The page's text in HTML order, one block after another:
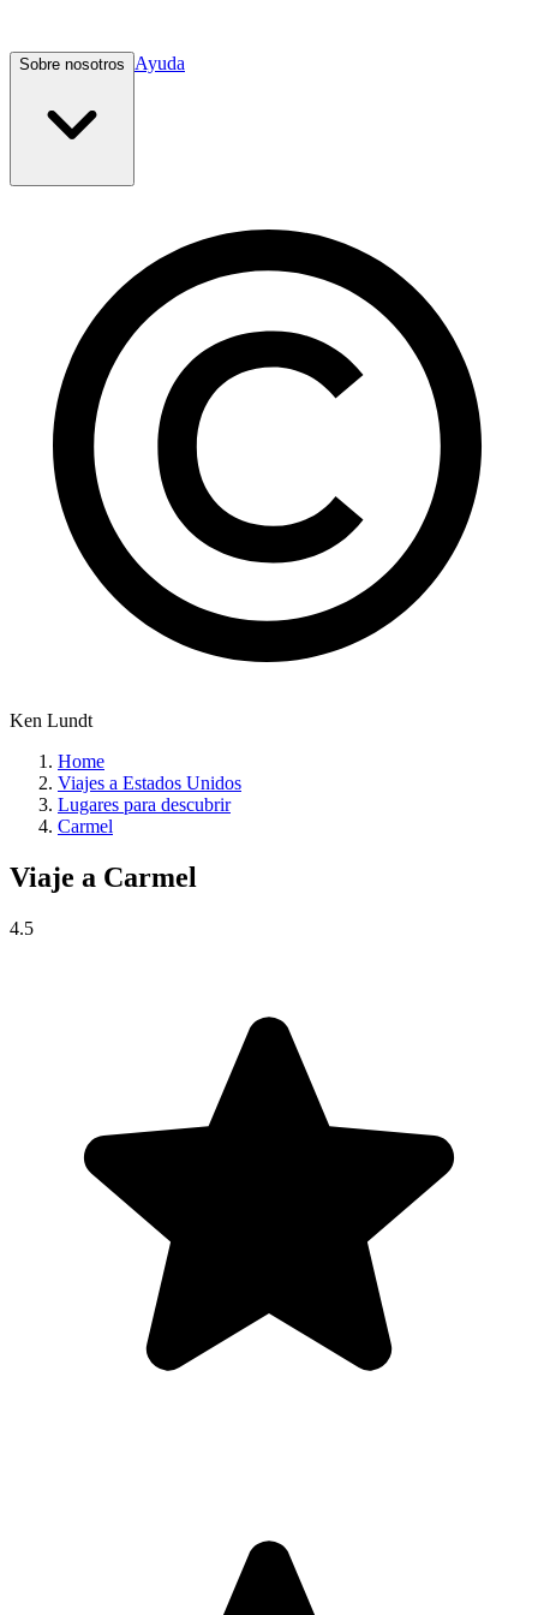
Sobre nosotros Ayuda
Ken Lundt
Home
Viajes a Estados Unidos
Lugares para descubrir
Carmel
Viaje a Carmel
4.5